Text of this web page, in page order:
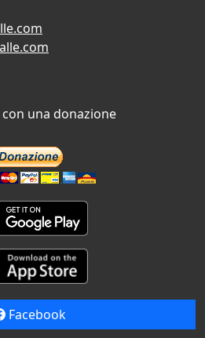
una donazione
Facebook